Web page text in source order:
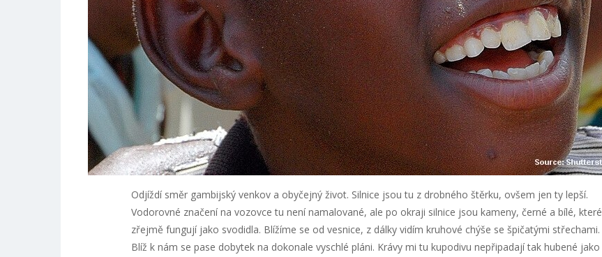
Odjíždí směr gambijský venkov a obyčejný život. Silnice jsou tu z drobného štěrku, ovšem jen ty lepší.
Vodorovné značení na vozovce tu není namalované, ale po okraji silnice jsou kameny, černé a bílé, které
zřejmě fungují jako svodidla. Blížíme se od vesnice, z dálky vidím kruhové chýše se špičatými střechami.
Blíž k nám se pase dobytek na dokonale vyschlé pláni. Krávy mi tu kupodivu nepřipadají tak hubené jako